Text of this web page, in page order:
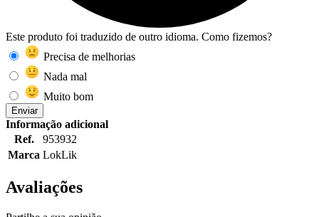
Este produto foi traduzido de outro idioma. Como fizemos?
Precisa de melhorias
Nada mal
Muito bom
Enviar
Informação adicional
Ref.
953932
Marca LokLik
Avaliações